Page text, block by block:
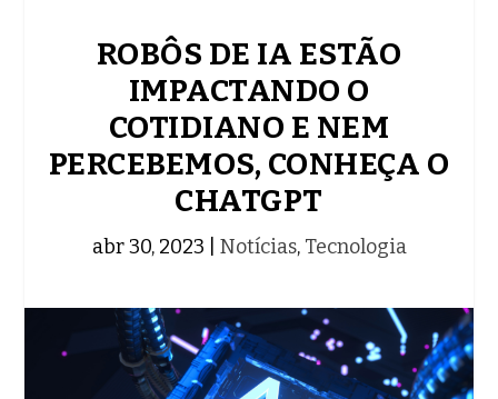
ROBÔS DE IA ESTÃO
IMPACTANDO O
COTIDIANO E NEM
PERCEBEMOS, CONHEÇA O
CHATGPT
abr 30, 2023 Notícias, Tecnologia